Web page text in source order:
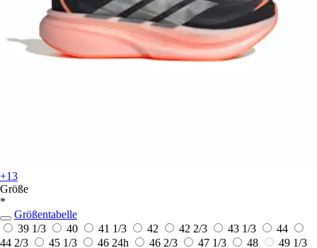
+13
Größe
*
Größentabelle
39 1/3
40 41 1/3 42 42 2/3 43 1/3
44
44 2/3
45 1/3 46 24h 46 2/3 47 1/3 48 49 1/3